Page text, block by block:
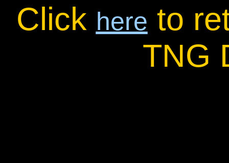
Click here to
TNG